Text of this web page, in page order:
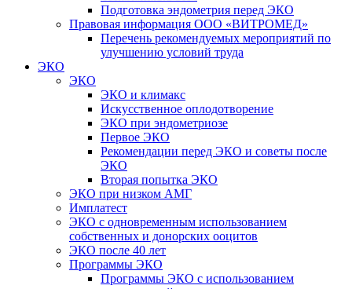
Подготовка эндометрия перед ЭКО
Правовая информация ООО «ВИТРОМЕД»
Перечень рекомендуемых мероприятий по
улучшению условий труда
ЭКО
ЭКО
ЭКО и климакс
Искусственное оплодотворение
ЭКО при эндометриозе
Первое ЭКО
Рекомендации перед ЭКО и советы после
ЭКО
Вторая попытка ЭКО
ЭКО при низком АМГ
Имплатест
ЭКО с одновременным использованием
собственных и донорских ооцитов
ЭКО после 40 лет
Программы ЭКО
Программы ЭКО с использованием